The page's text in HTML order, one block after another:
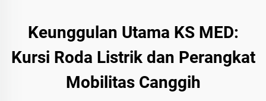
Keunggulan Utama KS MED:
Kursi Roda Listrik dan Perangkat
Mobilitas Canggih